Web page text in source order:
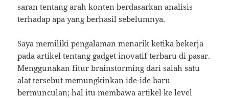
saran tentang arah konten berdasarkan analisis
terhadap apa yang berhasil sebelumnya.
Saya memiliki pengalaman menarik ketika bekerja
pada artikel tentang gadget inovatif terbaru di pasar.
Menggunakan fitur brainstorming dari salah satu
alat tersebut memungkinkan ide-ide baru
bermunculan; hal itu membawa artikel ke level